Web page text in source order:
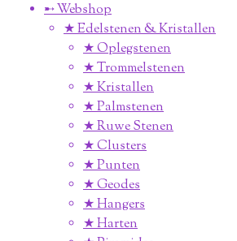
➸ Webshop
★ Edelstenen & Kristallen
★ Oplegstenen
★ Trommelstenen
★ Kristallen
★ Palmstenen
★ Ruwe Stenen
★ Clusters
★ Punten
★ Geodes
★ Hangers
★ Harten